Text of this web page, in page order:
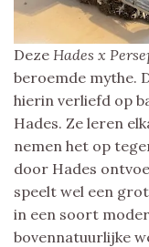
Deze Hades x
beroemde mythe.
hierin verliefd op
Hades. Ze leren
nemen het op
door Hades
speelt wel een
in een soort
bovennatuurlijke